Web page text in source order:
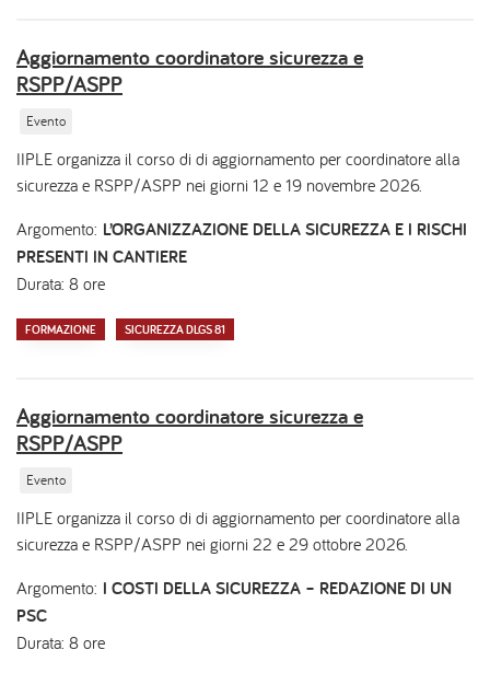
Aggiornamento coordinatore sicurezza e
RSPP/ASPP
Evento
IIPLE organizza il corso di di aggiornamento per coordinatore alla
sicurezza e RSPP/ASPP nei giorni 12 e 19 novembre 2026.
Argomento: L’ORGANIZZAZIONE DELLA SICUREZZA E I RISCHI
PRESENTI IN CANTIERE
Durata: 8 ore
FORMAZIONE SICUREZZA DLGS 81
Aggiornamento coordinatore sicurezza e
RSPP/ASPP
Evento
IIPLE organizza il corso di di aggiornamento per coordinatore alla
sicurezza e RSPP/ASPP nei giorni 22 e 29 ottobre 2026.
Argomento: I COSTI DELLA SICUREZZA – REDAZIONE DI UN
PSC
Durata: 8 ore